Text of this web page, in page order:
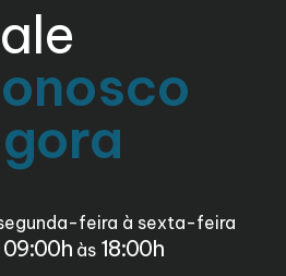
feira à sexta-feira
09:00h às 18:00h